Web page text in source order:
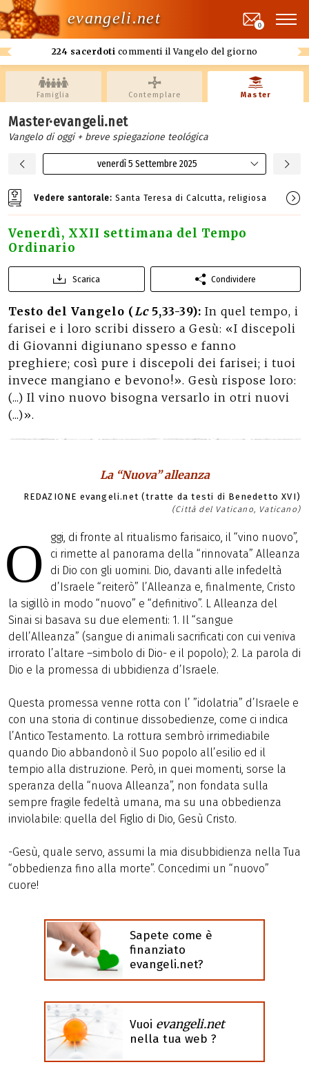
evangeli.net
224 sacerdoti commenti il Vangelo del giorno
0
Famiglia Contemplare Master
Master·evangeli.net
Vangelo di oggi + breve spiegazione teológica
venerdì 5 Settembre 2025
Vedere santorale: Santa Teresa di Calcutta, religiosa
Venerdì, XXII settimana del Tempo
Ordinario
Scarica Condividere
Testo del Vangelo (Lc5,33-39): In quel tempo, i
farisei e i loro scribi dissero a Gesù: «I discepoli
di Giovanni digiunano spesso e fanno
preghiere; così pure i discepoli dei farisei; i tuoi
invece mangiano e bevono!». Gesù rispose loro:
(...) Il vino nuovo bisogna versarlo in otri nuovi
(...)».
La “Nuova” alleanza
REDAZIONE evangeli.net (tratte da testi di Benedetto XVI)
(Città del Vaticano, Vaticano)
O
ggi, di fronte al ritualismo farisaico, il “vino nuovo”,
ci rimette al panorama della “rinnovata” Alleanza
di Dio con gli uomini. Dio, davanti alle infedeltà
d’Israele “reiterò” l’Alleanza e, finalmente, Cristo
la sigillò in modo “nuovo” e “definitivo”. L Alleanza del
Sinai si basava su due elementi: 1. Il “sangue
dell’Alleanza” (sangue di animali sacrificati con cui veniva
irrorato l’altare –simbolo di Dio- e il popolo); 2. La parola di
Dio e la promessa di ubbidienza d’Israele.
Questa promessa venne rotta con l’ ”idolatria” d’Israele e
con una storia di continue dissobedienze, come ci indica
l’Antico Testamento. La rottura sembrò irrimediabile
quando Dio abbandonò il Suo popolo all’esilio ed il
tempio alla distruzione. Però, in quei momenti, sorse la
speranza della “nuova Alleanza”, non fondata sulla
sempre fragile fedeltà umana, ma su una obbedienza
inviolabile: quella del Figlio di Dio, Gesù Cristo.
-Gesù, quale servo, assumi la mia disubbidienza nella Tua
“obbedienza fino alla morte”. Concedimi un “nuovo”
cuore!
Sapete come è
finanziato
evangeli.net?
Vuoi evangeli.net
nella tua web ?